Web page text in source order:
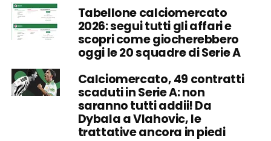
Tabellone calciomercato
2026: segui tutti gli affari e
scopri come giocherebbero
oggi le 20 squadre di Serie A
Calciomercato, 49 contratti
scaduti in Serie A: non
saranno tutti addii! Da
Dybala a Vlahovic, le
trattative ancora in piedi